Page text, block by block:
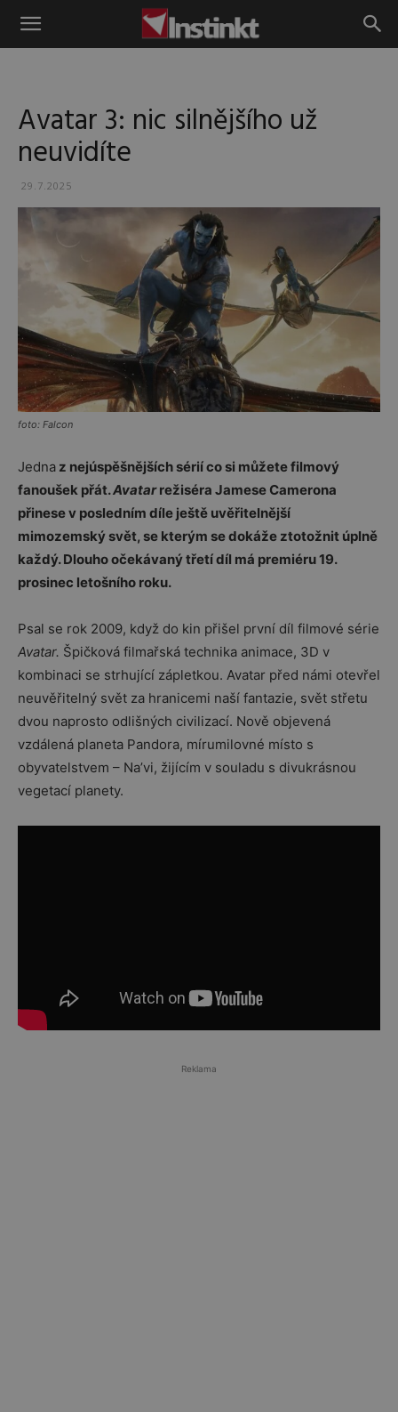
Instinkt
Avatar 3: nic silnějšího už
neuvidíte
29.7.2025
foto: Falcon
Jedna z nejúspěšnějších sérií co si můžete filmový
fanoušek přát.Avatarrežiséra Jamese Camerona
přinese v posledním díle ještě uvěřitelnější
mimozemský svět, se kterým se dokáže ztotožnit úplně
každý. Dlouho očekávaný třetí díl má premiéru 19.
prosinec letošního roku.
Psal se rok 2009, když do kin přišel první díl filmové série
Avatar. Špičková filmařská technika animace, 3D v
kombinaci se strhující zápletkou. Avatar před námi otevřel
neuvěřitelný svět za hranicemi naší fantazie, svět střetu
dvou naprosto odlišných civilizací. Nově objevená
vzdálená planeta Pandora, mírumilovné místo s
obyvatelstvem – Na’vi, žijícím v souladu s divukrásnou
vegetací planety.
Reklama